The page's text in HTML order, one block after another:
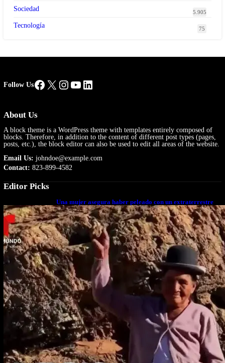
Sociedad 5.905
Tecnología 75
Follow UsFacebook
X Instagram
YouTube
LinkedIn
About Us
A block theme is a WordPress theme with templates entirely composed of
blocks. Therefore, in addition to the content of different post types (pages,
posts, etc.), the block editor can also be used to edit all areas of the website.
Email Us: johndoe@example.com
Contact: 823-899-4582
Editor Picks
Una mujer asegura haber peleado con un extraterrestre
cuerpo a cuerpo